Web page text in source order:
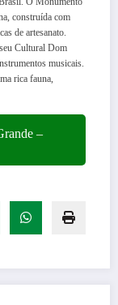
construída com
de artesanato.
Cultural Dom
musicais.
rica fauna,
–